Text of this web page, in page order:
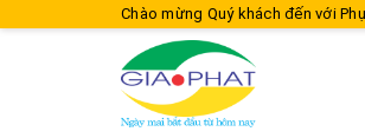
Chào mừng Quý khách đến với